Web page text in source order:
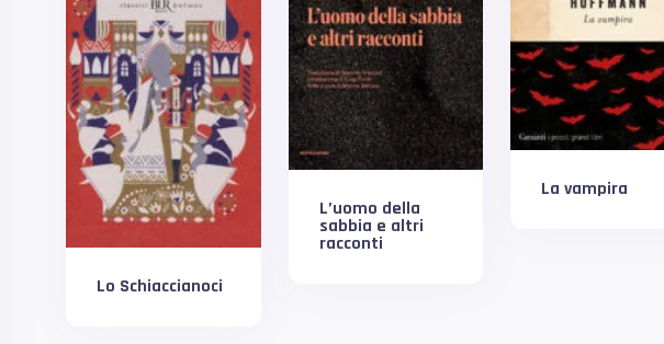
Lo Schiaccianoci
L’uomo della
sabbia e altri
racconti
La vampira